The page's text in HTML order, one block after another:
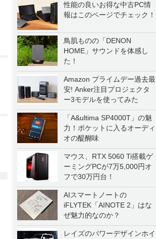
性能の良いお得な中古PC情
報はこのページでチェック！
鳥肌ものの「DENON
HOME」サウンドを体感し
た！
Amazon プライムデー過去最
安! Anker注目プロジェクタ
ー3モデルを使ってみた
「A&ultima SP4000T」の魅
力！ポケットに入るオーディ
オの醍醐味
マウス、RTX 5060 Ti搭載ゲ
ーミングPCが7万5,000円オ
フで30万円台！
AIスマートノートの
iFLYTEK「AINOTE 2」はな
ぜ魅力的なのか？
レイズのパワーデザインホイ